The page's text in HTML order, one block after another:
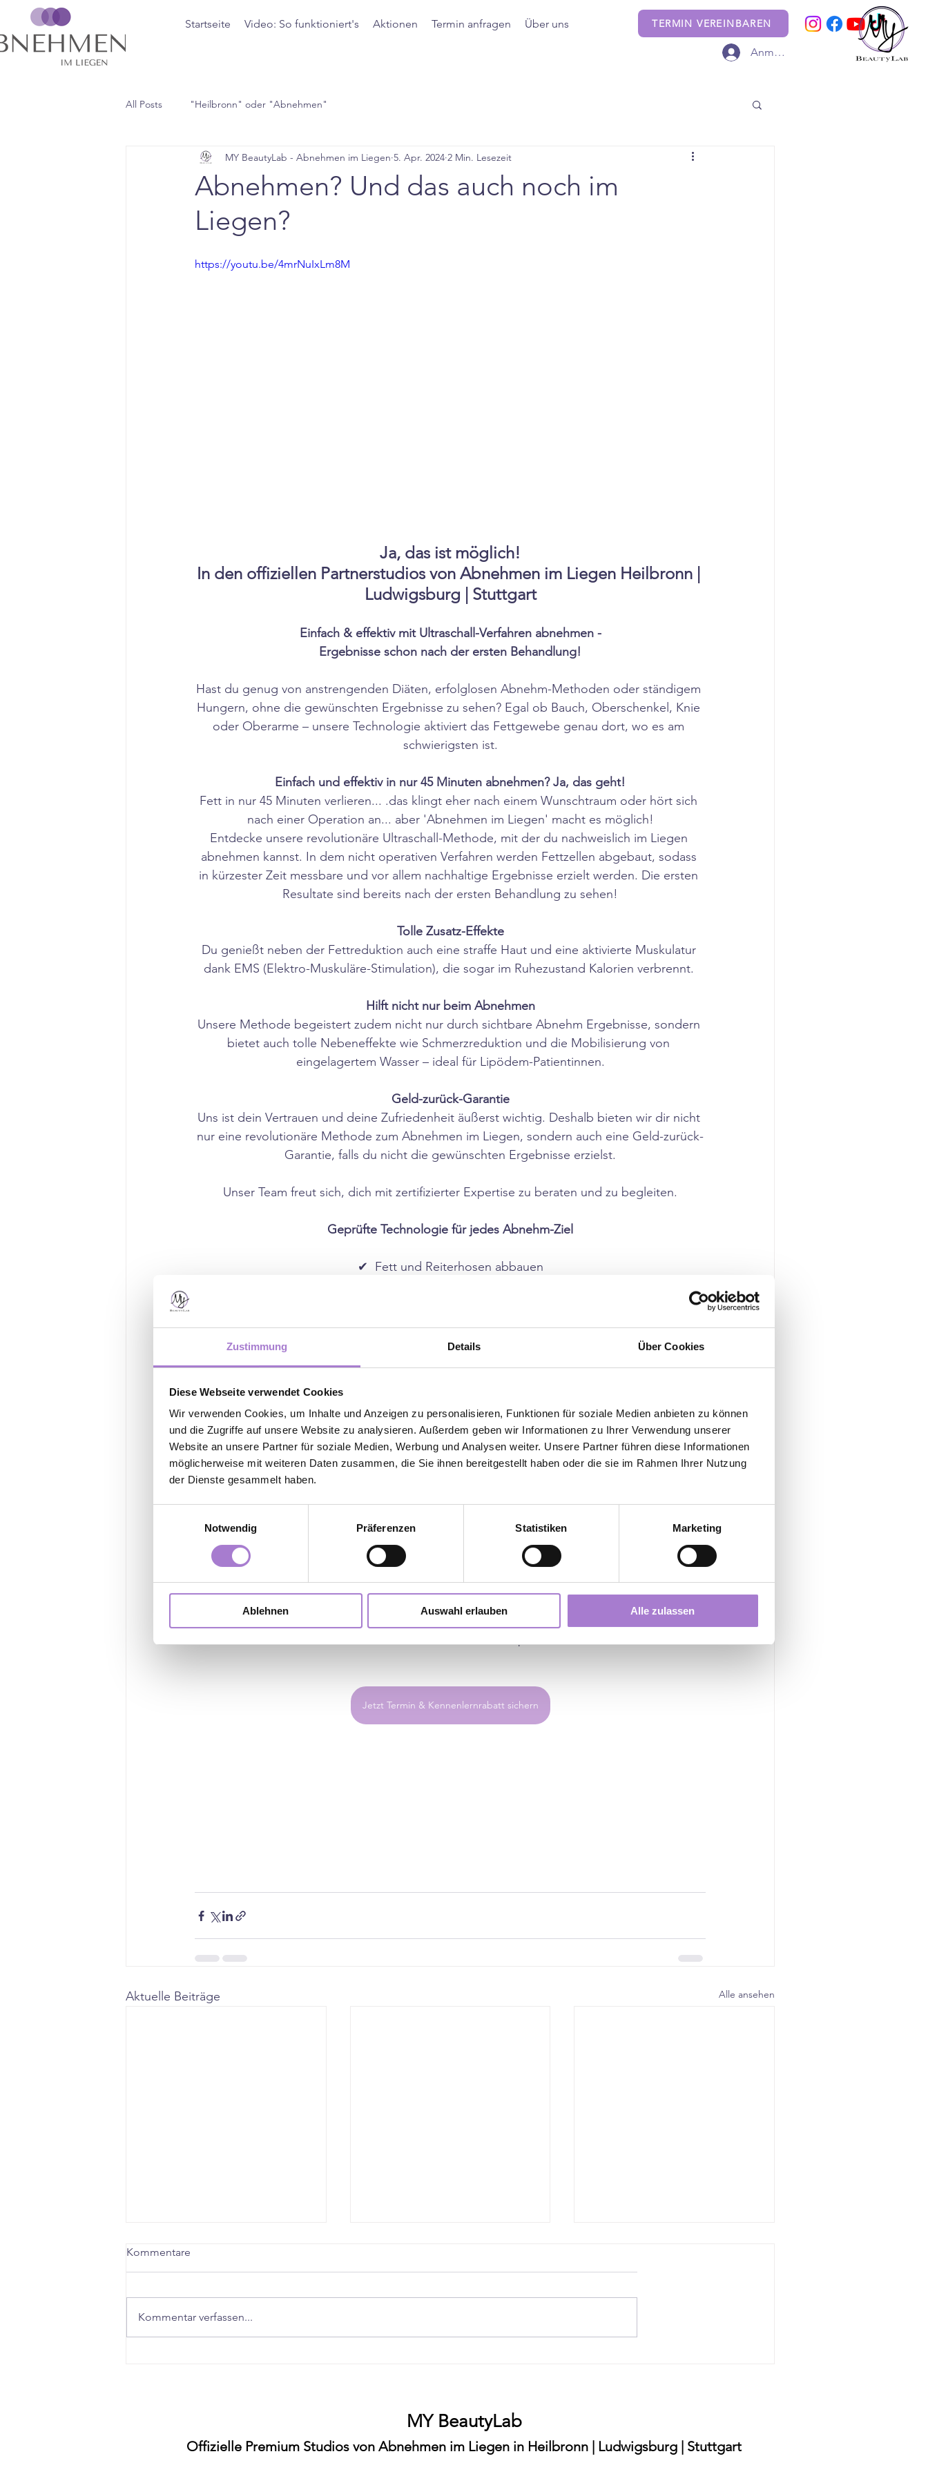
Zustimmung Details Über Cookies
Diese Webseite verwendet Cookies
Wir verwenden Cookies, um Inhalte und Anzeigen zu personalisieren, Funktionen für soziale Medien anbieten zu können
und die Zugriffe auf unsere Website zu analysieren. Außerdem geben wir Informationen zu Ihrer Verwendung unserer
Website an unsere Partner für soziale Medien, Werbung und Analysen weiter. Unsere Partner führen diese Informationen
möglicherweise mit weiteren Daten zusammen, die Sie ihnen bereitgestellt haben oder die sie im Rahmen Ihrer Nutzung
der Dienste gesammelt haben.
Notwendig
Präferenzen Statistiken Marketing
Ablehnen Auswahl erlauben Alle zulassen
Startseite Video: So funktioniert's Aktionen Termin anfragen Über uns TERMIN VEREINBAREN
Anmelden
All Posts "Heilbronn" oder "Abnehmen"
Abnehmen? Und das auch noch im
Liegen?
MY BeautyLab - Abnehmen im Liegen 5. Apr. 2024 2 Min. Lesezeit
https://youtu.be/4mrNuIxLm8M
Ja, das ist möglich!
In den offiziellen Partnerstudios von Abnehmen im Liegen Heilbronn |
Ludwigsburg | Stuttgart
Einfach & effektiv mit Ultraschall-Verfahren abnehmen -
Ergebnisse schon nach der ersten Behandlung!
Hast du genug von anstrengenden Diäten, erfolglosen Abnehm-Methoden oder ständigem
Hungern, ohne die gewünschten Ergebnisse zu sehen? Egal ob Bauch, Oberschenkel, Knie
oder Oberarme – unsere Technologie aktiviert das Fettgewebe genau dort, wo es am
schwierigsten ist.
Einfach und effektiv in nur 45 Minuten abnehmen? Ja, das geht!
Fett in nur 45 Minuten verlieren... .das klingt eher nach einem Wunschtraum oder hört sich
nach einer Operation an... aber 'Abnehmen im Liegen' macht es möglich!
Entdecke unsere revolutionäre Ultraschall-Methode, mit der du nachweislich im Liegen
abnehmen kannst. In dem nicht operativen Verfahren werden Fettzellen abgebaut, sodass
in kürzester Zeit messbare und vor allem nachhaltige Ergebnisse erzielt werden. Die ersten
Resultate sind bereits nach der ersten Behandlung zu sehen!
Tolle Zusatz-Effekte
Du genießt neben der Fettreduktion auch eine straffe Haut und eine aktivierte Muskulatur
dank EMS (Elektro-Muskuläre-Stimulation), die sogar im Ruhezustand Kalorien verbrennt.
Hilft nicht nur beim Abnehmen
Unsere Methode begeistert zudem nicht nur durch sichtbare Abnehm Ergebnisse, sondern
bietet auch tolle Nebeneffekte wie Schmerzreduktion und die Mobilisierung von
eingelagertem Wasser – ideal für Lipödem-Patientinnen.
Geld-zurück-Garantie
Uns ist dein Vertrauen und deine Zufriedenheit äußerst wichtig. Deshalb bieten wir dir nicht
nur eine revolutionäre Methode zum Abnehmen im Liegen, sondern auch eine Geld-zurück-
Garantie, falls du nicht die gewünschten Ergebnisse erzielst.
Unser Team freut sich, dich mit zertifizierter Expertise zu beraten und zu begleiten.
Geprüfte Technologie für jedes Abnehm-Ziel
✔  Fett und Reiterhosen abbauen
✔  Haut und Bindegewebe festigen und stärken
✔  Rückenverspannungen effektiv lösen
✔  Beckenboden trainieren und stärken
Kennenlern-Rabatt + gratis Ernährungs-Guide
Abnehmen im Liegen jetzt zum Kennenlern-Rabatt testen
Jetzt Termin & Kennenlernrabatt sichern
Aktuelle Beiträge Alle ansehen
Kommentare
Kommentar verfassen...
MY BeautyLab
Offizielle Premium Studios von Abnehmen im Liegen in Heilbronn | Ludwigsburg | Stuttgart